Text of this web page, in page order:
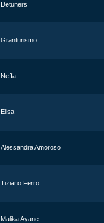
Detuners
Granturismo
Neffa
Elisa
Alessandra Amoroso
Tiziano Ferro
Malika Ayane